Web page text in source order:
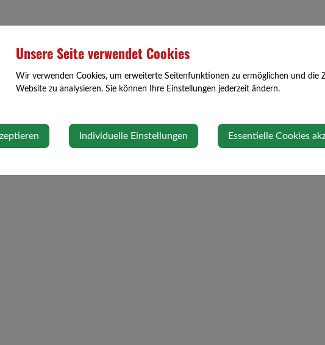
Unsere Seite verwendet Cookies
Wir verwenden Cookies, um erweiterte Seitenfunktionen zu ermöglichen und die
Website zu analysieren. Sie können Ihre Einstellungen jederzeit ändern.
Individuelle Einstellungen Essentielle Cookies